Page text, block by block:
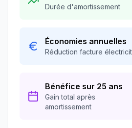
Durée d'amortissement
Économies annuelles
Réduction facture
Bénéfice sur 25 ans
Gain total après
amortissement